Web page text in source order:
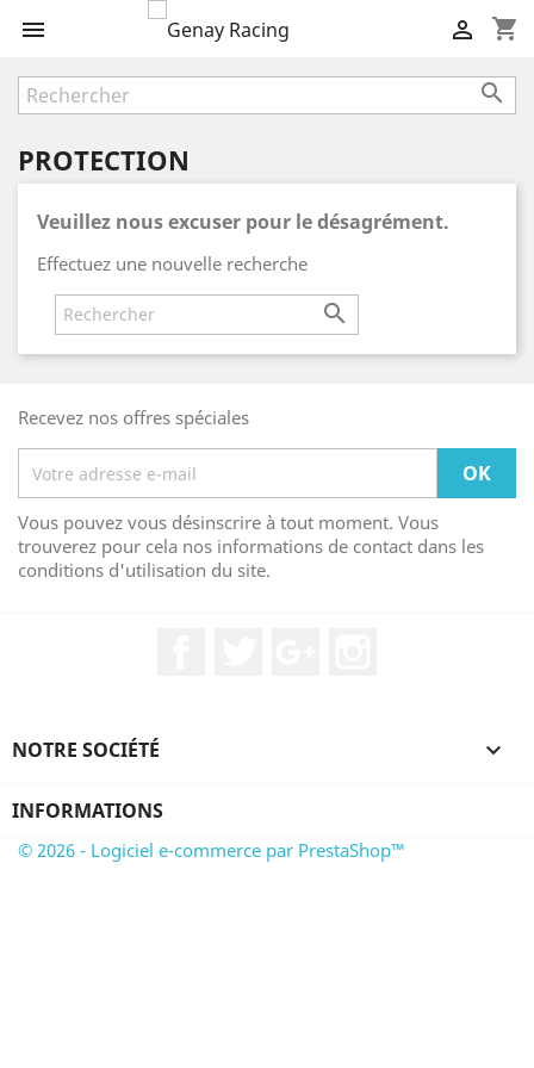
 shopping_cart


PROTECTION
Veuillez nous excuser pour le désagrément.
Effectuez une nouvelle recherche

Recevez nos offres spéciales
Vous pouvez vous désinscrire à tout moment. Vous
trouverez pour cela nos informations de contact dans les
conditions d'utilisation du site.
NOTRE SOCIÉTÉ 
INFORMATIONS
© 2026 - Logiciel e-commerce par PrestaShop™